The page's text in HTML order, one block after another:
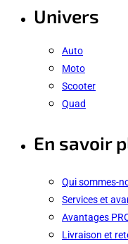
Univers
Auto
Moto
Scooter
Quad
En savoir
Qui sommes-
Services et
Avantages
Livraison et